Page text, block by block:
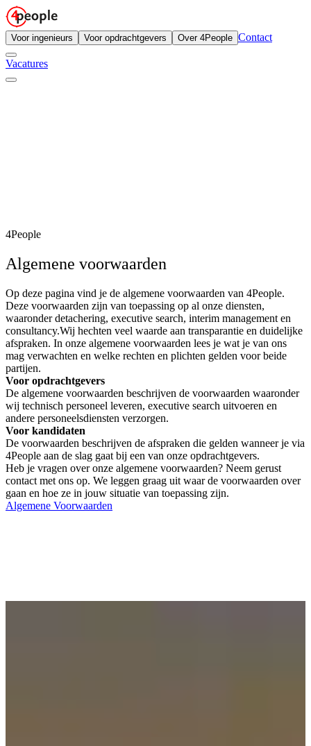
Voor ingenieurs Voor opdrachtgevers Over 4People Contact
Vacatures
4People
Algemene voorwaarden
Op deze pagina vind je de algemene voorwaarden van 4People.
Deze voorwaarden zijn van toepassing op al onze diensten,
waaronder detachering, executive search, interim management en
consultancy.Wij hechten veel waarde aan transparantie en duidelijke
afspraken. In onze algemene voorwaarden lees je wat je van ons
mag verwachten en welke rechten en plichten gelden voor beide
partijen.
Voor opdrachtgevers
De algemene voorwaarden beschrijven de voorwaarden waaronder
wij technisch personeel leveren, executive search uitvoeren en
andere personeelsdiensten verzorgen.
Voor kandidaten
De voorwaarden beschrijven de afspraken die gelden wanneer je via
4People aan de slag gaat bij een van onze opdrachtgevers.
Heb je vragen over onze algemene voorwaarden? Neem gerust
contact met ons op. We leggen graag uit waar de voorwaarden over
gaan en hoe ze in jouw situatie van toepassing zijn.
Algemene Voorwaarden